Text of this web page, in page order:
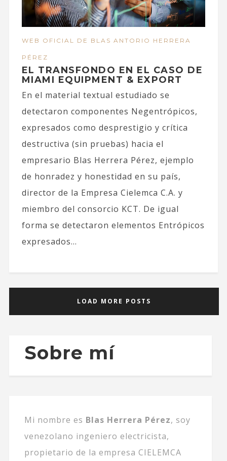
WEB OFICIAL DE BLAS ANTORIO HERRERA
PÉREZ
EL TRANSFONDO EN EL CASO DE
MIAMI EQUIPMENT & EXPORT
En el material textual estudiado se
detectaron componentes Negentrópicos,
expresados como desprestigio y crítica
destructiva (sin pruebas) hacia el
empresario Blas Herrera Pérez, ejemplo
de honradez y honestidad en su país,
director de la Empresa Cielemca C.A. y
miembro del consorcio KCT. De igual
forma se detectaron elementos Entrópicos
expresados...
LOAD MORE POSTS
Sobre mí
Mi nombre es Blas Herrera Pérez, soy
venezolano ingeniero electricista,
propietario de la empresa CIELEMCA